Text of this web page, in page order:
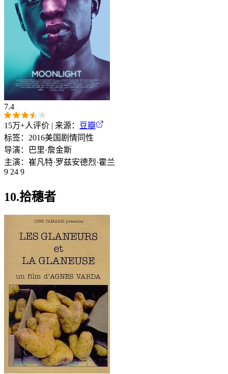
7.4
15万+人评价 | 来源：
豆瓣
标签： 2016美国 剧情同性
导演：
巴里·詹金斯
主演： 崔凡特·罗兹安德烈·霍兰
9 24 9
10.拾穗者